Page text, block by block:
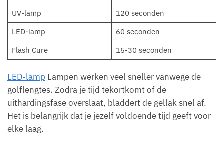
UV-lamp
120 seconden
LED-lamp
60 seconden
Flash Cure
15-30 seconden
LED-lamp Lampen werken veel sneller vanwege de
golflengtes. Zodra je tijd tekortkomt of de
uithardingsfase overslaat, bladdert de gellak snel af.
Het is belangrijk dat je jezelf voldoende tijd geeft voor
elke laag.